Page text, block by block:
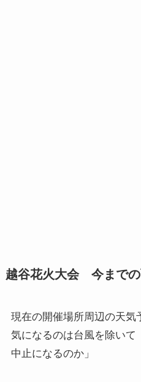
越谷花火大会 今まで
現在の開催場所周辺の天気
気になるのは台風を除いて
中止になるのか」